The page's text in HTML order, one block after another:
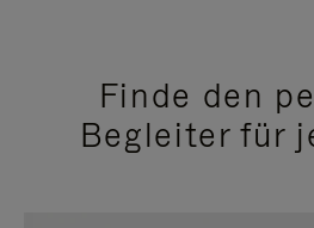
Finde den
Begleiter für